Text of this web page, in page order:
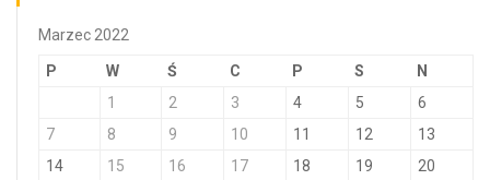
Marzec 2022
P W Ś C P S N
1 2 3 4 5
6
7
8 9 10 11 12
13
14
15 16 17 18 19
20